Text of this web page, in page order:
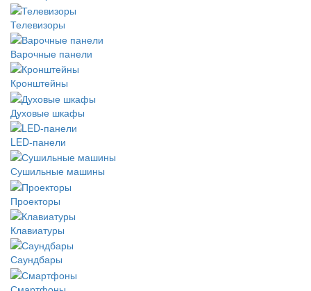
Телевизоры
Варочные панели
Кронштейны
Духовые шкафы
LED-панели
Сушильные машины
Проекторы
Клавиатуры
Саундбары